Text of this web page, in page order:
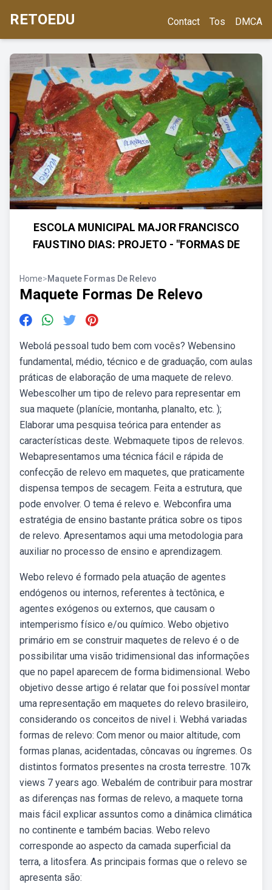
RETOEDU Contact Tos DMCA
ESCOLA MUNICIPAL MAJOR FRANCISCO
FAUSTINO DIAS: PROJETO - "FORMAS DE
Home>Maquete Formas De Relevo
Maquete Formas De Relevo
Webolá pessoal tudo bem com vocês? Webensino
fundamental, médio, técnico e de graduação, com aulas
práticas de elaboração de uma maquete de relevo.
Webescolher um tipo de relevo para representar em
sua maquete (planície, montanha, planalto, etc. );
Elaborar uma pesquisa teórica para entender as
características deste. Webmaquete tipos de relevos.
Webapresentamos uma técnica fácil e rápida de
confecção de relevo em maquetes, que praticamente
dispensa tempos de secagem. Feita a estrutura, que
pode envolver. O tema é relevo e. Webconfira uma
estratégia de ensino bastante prática sobre os tipos
de relevo. Apresentamos aqui uma metodologia para
auxiliar no processo de ensino e aprendizagem.
Webo relevo é formado pela atuação de agentes
endógenos ou internos, referentes à tectônica, e
agentes exógenos ou externos, que causam o
intemperismo físico e/ou químico. Webo objetivo
primário em se construir maquetes de relevo é o de
possibilitar uma visão tridimensional das informações
que no papel aparecem de forma bidimensional. Webo
objetivo desse artigo é relatar que foi possível montar
uma representação em maquetes do relevo brasileiro,
considerando os conceitos de nivel i. Webhá variadas
formas de relevo: Com menor ou maior altitude, com
formas planas, acidentadas, côncavas ou íngremes. Os
distintos formatos presentes na crosta terrestre. 107k
views 7 years ago. Webalém de contribuir para mostrar
as diferenças nas formas de relevo, a maquete torna
mais fácil explicar assuntos como a dinâmica climática
no continente e também bacias. Webo relevo
corresponde ao aspecto da camada superficial da
terra, a litosfera. As principais formas que o relevo se
apresenta são: